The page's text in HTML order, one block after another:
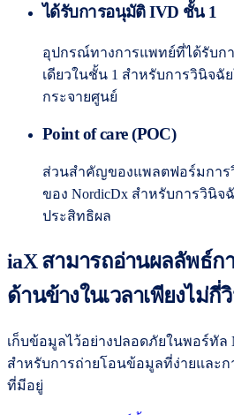
ได้รับการอนุมัติ IVD ชั้น 1
อุปกรณ์ทางการแพทย์ที่ได้รับก
เดียวในชั้น 1 สำหรับการวินิจฉั
กระจายศูนย์
Point of care (POC)
ส่วนสำคัญของแพลตฟอร์มการ
ของ NordicDx สำหรับการวินิจ
ประสิทธิผล
iaX สามารถอ่านผลลัพธ์ก
ด้านข้างในเวลาเพียงไม่กี่
เก็บข้อมูลไว้อย่างปลอดภัยในพอร์ทัล
สำหรับการถ่ายโอนข้อมูลที่ง่ายและ
ที่มีอยู่